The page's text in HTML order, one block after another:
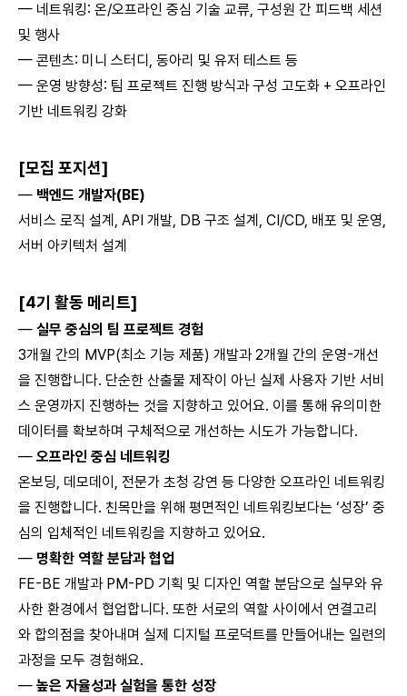
— 네트워킹: 온/오프라인 중심 기술 교류, 구성원 간 피드백 세션
및 행사
— 콘텐츠: 미니 스터디, 동아리 및 유저 테스트 등
— 운영 방향성: 팀 프로젝트 진행 방식과 구성 고도화 + 오프라인
기반 네트워킹 강화
[모집 포지션]
— 백엔드 개발자(BE)
서비스 로직 설계, API 개발, DB 구조 설계, CI/CD, 배포 및 운영,
서버 아키텍처 설계
[4기 활동 메리트]
— 실무 중심의 팀 프로젝트 경험
3개월 간의 MVP(최소 기능 제품) 개발과 2개월 간의 운영-개선
을 진행합니다. 단순한 산출물 제작이 아닌 실제 사용자 기반 서비
스 운영까지 진행하는 것을 지향하고 있어요. 이를 통해 유의미한
데이터를 확보하며 구체적으로 개선하는 시도가 가능합니다.
— 오프라인 중심 네트워킹
온보딩, 데모데이, 전문가 초청 강연 등 다양한 오프라인 네트워킹
을 진행합니다. 친목만을 위해 평면적인 네트워킹보다는 ‘성장’ 중
심의 입체적인 네트워킹을 지향하고 있어요.
— 명확한 역할 분담과 협업
FE-BE 개발과 PM-PD 기획 및 디자인 역할 분담으로 실무와 유
사한 환경에서 협업합니다. 또한 서로의 역할 사이에서 연결고리
와 합의점을 찾아내며 실제 디지털 프로덕트를 만들어내는 일련의
과정을 모두 경험해요.
— 높은 자율성과 실험을 통한 성장